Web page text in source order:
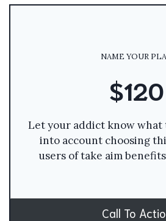
NAME YOUR
$120
Let your addict know what
into account choosing
users of take aim
Call To